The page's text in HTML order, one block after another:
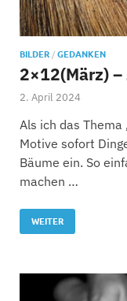
BILDER / GEDANKEN
2×12(März)
2. April 2024
Als ich das
Motive sofort
Bäume ein. So
machen …
WEITER